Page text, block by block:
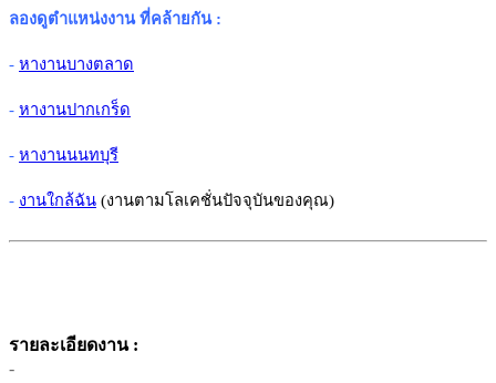
ลองดูตำแหน่งงาน ที่คล้ายกัน:
- หางานบางตลาด
- หางานปากเกร็ด
- หางานนนทบุรี
- งานใกล้ฉัน (งานตามโลเคชั่นปัจจุบันของคุณ)
รายละเอียดงาน :
-